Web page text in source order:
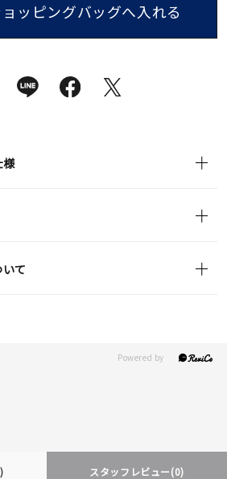
ッピングバッグへ入れる
様
て
スタッフレビュー(0)